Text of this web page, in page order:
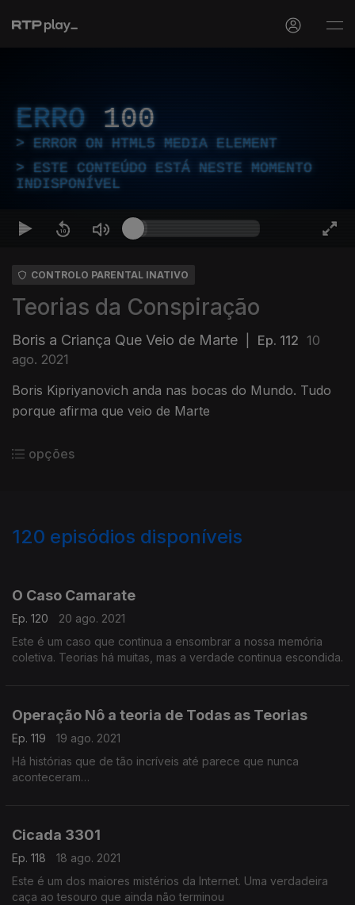
ERRO 100
ERROR ON HTML5 MEDIA ELEMENT
ESTE CONTEÚDO ESTÁ NESTE MOMENTO
INDISPONÍVEL
CONTROLO PARENTAL INATIVO
Teorias da Conspiração
Boris a Criança Que Veio de Marte Ep. 112 10
ago. 2021
Boris Kipriyanovich anda nas bocas do Mundo. Tudo
porque afirma que veio de Marte
opções
120 episódios disponíveis
O Caso Camarate
Ep. 120
20 ago. 2021
Este é um caso que continua a ensombrar a nossa memória
coletiva. Teorias há muitas, mas a verdade continua escondida.
Operação Nô a teoria de Todas as Teorias
Ep. 119
19 ago. 2021
Há histórias que de tão incríveis até parece que nunca
aconteceram…
Cicada 3301
Ep. 118
18 ago. 2021
Este é um dos maiores mistérios da Internet. Uma verdadeira
caça ao tesouro que ainda não terminou